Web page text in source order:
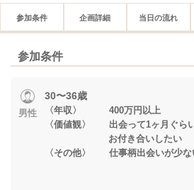
参加条件 企画詳細 当日の流れ
参加条件
男性
30〜36歳
〈年収〉 400万円以上
〈価値観〉 出会って1ヶ月ぐら
お付き合いしたい
〈その他〉 仕事柄出会いが少な